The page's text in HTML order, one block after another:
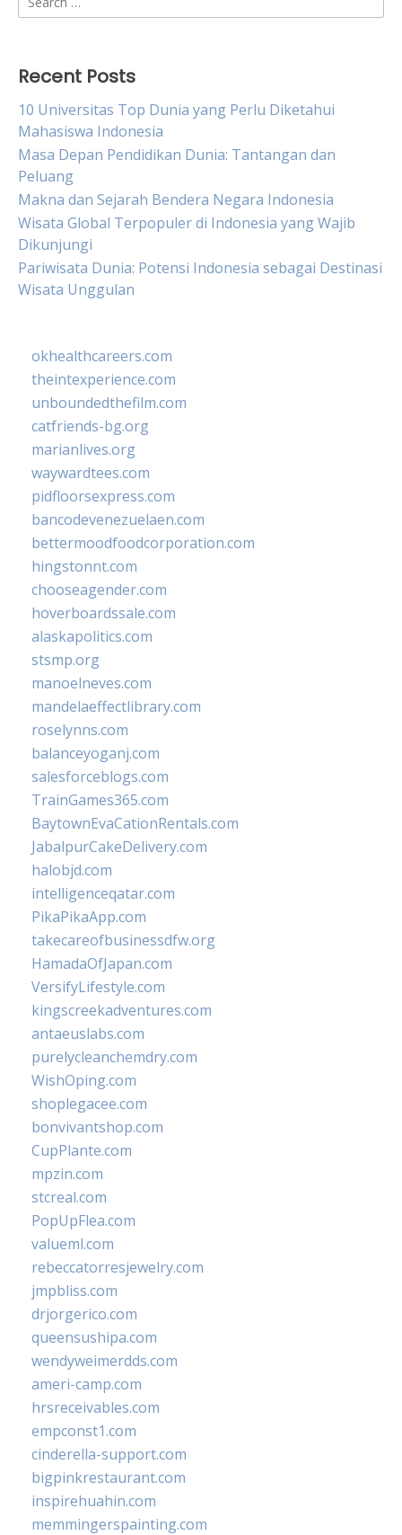
for:
Recent Posts
10 Universitas Top Dunia yang Perlu Diketahui
Mahasiswa Indonesia
Masa Depan Pendidikan Dunia: Tantangan dan
Peluang
Makna dan Sejarah Bendera Negara Indonesia
Wisata Global Terpopuler di Indonesia yang Wajib
Dikunjungi
Pariwisata Dunia: Potensi Indonesia sebagai Destinasi
Wisata Unggulan
okhealthcareers.com
theintexperience.com
unboundedthefilm.com
catfriends-bg.org
marianlives.org
waywardtees.com
pidfloorsexpress.com
bancodevenezuelaen.com
bettermoodfoodcorporation.com
hingstonnt.com
chooseagender.com
hoverboardssale.com
alaskapolitics.com
stsmp.org
manoelneves.com
mandelaeffectlibrary.com
roselynns.com
balanceyoganj.com
salesforceblogs.com
TrainGames365.com
BaytownEvaCationRentals.com
JabalpurCakeDelivery.com
halobjd.com
intelligenceqatar.com
PikaPikaApp.com
takecareofbusinessdfw.org
HamadaOfJapan.com
VersifyLifestyle.com
kingscreekadventures.com
antaeuslabs.com
purelycleanchemdry.com
WishOping.com
shoplegacee.com
bonvivantshop.com
CupPlante.com
mpzin.com
stcreal.com
PopUpFlea.com
valueml.com
rebeccatorresjewelry.com
jmpbliss.com
drjorgerico.com
queensushipa.com
wendyweimerdds.com
ameri-camp.com
hrsreceivables.com
empconst1.com
cinderella-support.com
bigpinkrestaurant.com
inspirehuahin.com
memmingerspainting.com